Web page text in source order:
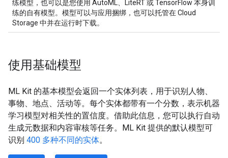
练模型，也可以是您使用 AutoML、LiteRT 或 TensorFlow 本身训
练的自有模型。模型可以与应用捆绑，也可以托管在 Cloud
Storage 中并在运行时下载。
使用基础模型
ML Kit 的基本模型会返回一个实体列表，用于识别人物、
事物、地点、活动等。每个实体都带有一个分数，表示机器
学习模型对相关性的置信度。借助此信息，您可以执行自动
生成元数据和内容审核等任务。ML Kit 提供的默认模型可
识别 400 多种不同的实体。